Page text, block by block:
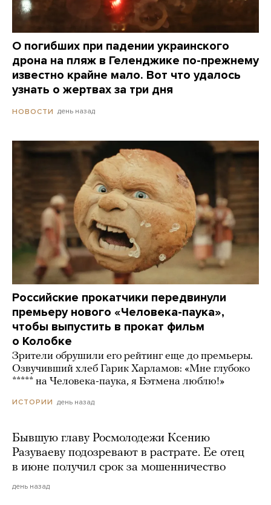
О погибших при падении украинского
дрона на пляж в Геленджике по-прежнему
известно крайне мало. Вот что удалось
узнать о жертвах за три дня
НОВОСТИ день назад
Российские прокатчики передвинули
премьеру нового «Человека-паука»,
чтобы выпустить в прокат фильм
о Колобке
Зрители обрушили его рейтинг еще до премьеры.
Озвучивший хлеб Гарик Харламов: «Мне глубоко
***** на Человека-паука, я Бэтмена люблю!»
ИСТОРИИ день назад
Бывшую главу Росмолодежи Ксению
Разуваеву подозревают в растрате. Ее отец
в июне получил срок за мошенничество
день назад